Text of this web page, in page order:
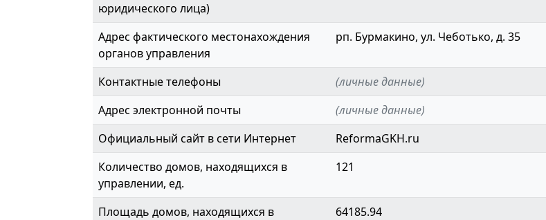
юридического лица)
Адрес фактического местонахождения
органов управления
рп. Бурмакино, ул. Чеботько, д. 35
Контактные телефоны
(личные данные)
Адрес электронной почты
(личные данные)
Официальный сайт в сети Интернет
ReformaGKH.ru
Количество домов, находящихся в
управлении, ед.
121
Площадь домов, находящихся в
64185.94